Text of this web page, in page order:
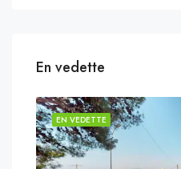
En vedette
EN VEDETTE